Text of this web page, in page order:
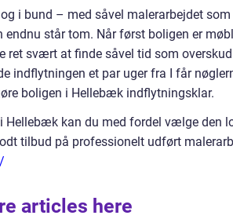
i bund – med såvel malerarbejdet som
står tom. Når først boligen er
ret svært at finde såvel tid som
indflytningen et par uger fra I får
boligen i Hellebæk indflytningsklar.
kan du med fordel vælge den
tilbud på professionelt udført
articles here